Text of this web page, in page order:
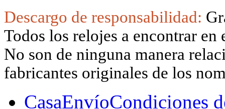
Descargo de responsabilidad:
Todos los relojes a encontrar
No son de ninguna manera
fabricantes originales de los
CasaEnvíoCondiciones